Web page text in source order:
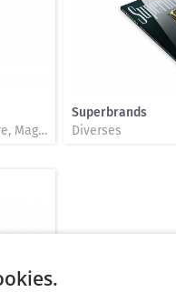
Druckwerke / Prospekt, Broschüre, Magazin, Folder, Katalog, Beilage
Superbrands
Diverses